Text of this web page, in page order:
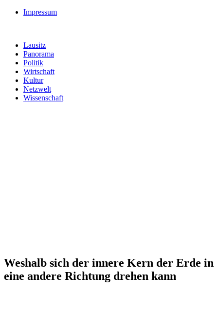
Impressum
Lausitz
Panorama
Politik
Wirtschaft
Kultur
Netzwelt
Wissenschaft
Weshalb sich der innere Kern der Erde in
eine andere Richtung drehen kann